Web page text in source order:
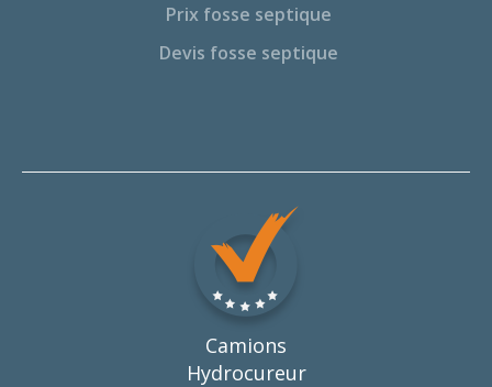
Prix fosse septique
Devis fosse septique
Camions
Hydrocureur